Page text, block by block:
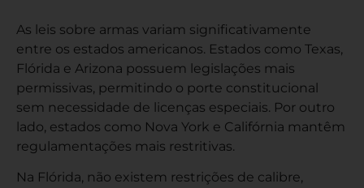
As leis sobre armas variam significativamente
entre os estados americanos. Estados como Texas,
Flórida e Arizona possuem legislações mais
permissivas, permitindo o porte constitucional
sem necessidade de licenças especiais. Por outro
lado, estados como Nova York e Califórnia mantêm
regulamentações mais restritivas.
Na Flórida, não existem restrições de calibre,